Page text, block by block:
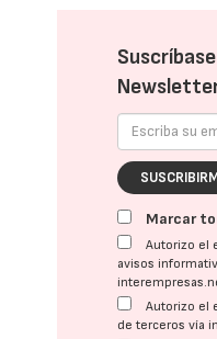
Marcar
Autorizo el
avisos
Autorizo el
de terceros vía